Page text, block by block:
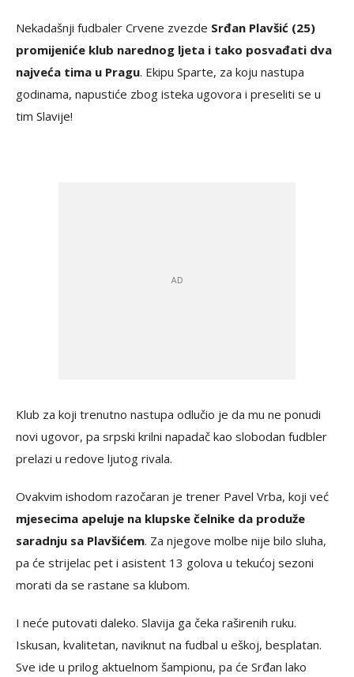
Nekadašnji fudbaler Crvene zvezde Srđan Plavšić (25)
promijeniće klub narednog ljeta i tako posvađati dva
najveća tima u Pragu. Ekipu Sparte, za koju nastupa
godinama, napustiće zbog isteka ugovora i preseliti se u
tim Slavije!
Klub za koji trenutno nastupa odlučio je da mu ne ponudi
novi ugovor, pa srpski krilni napadač kao slobodan fudbler
prelazi u redove ljutog rivala.
Ovakvim ishodom razočaran je trener Pavel Vrba, koji već
mjesecima apeluje na klupske čelnike da produže
saradnju sa Plavšićem. Za njegove molbe nije bilo sluha,
pa će strijelac pet i asistent 13 golova u tekućoj sezoni
morati da se rastane sa klubom.
I neće putovati daleko. Slavija ga čeka raširenih ruku.
Iskusan, kvalitetan, naviknut na fudbal u eškoj, besplatan.
Sve ide u prilog aktuelnom šampionu, pa će Srđan lako